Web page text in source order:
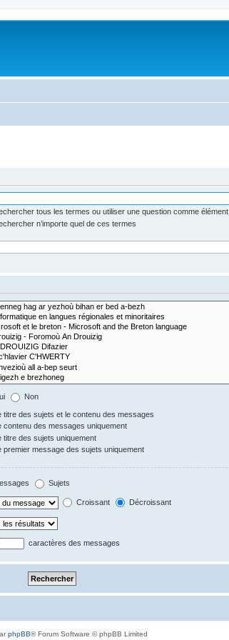
tous les termes ou utiliser une question comme élément
n’importe quel de ces termes
Non
titre des sujets et le contenu des messages
contenu des messages uniquement
titre des sujets uniquement
premier message des sujets uniquement
Sujets
Croissant Décroissant
caractères des messages
phpBB® Forum Software © phpBB Limited